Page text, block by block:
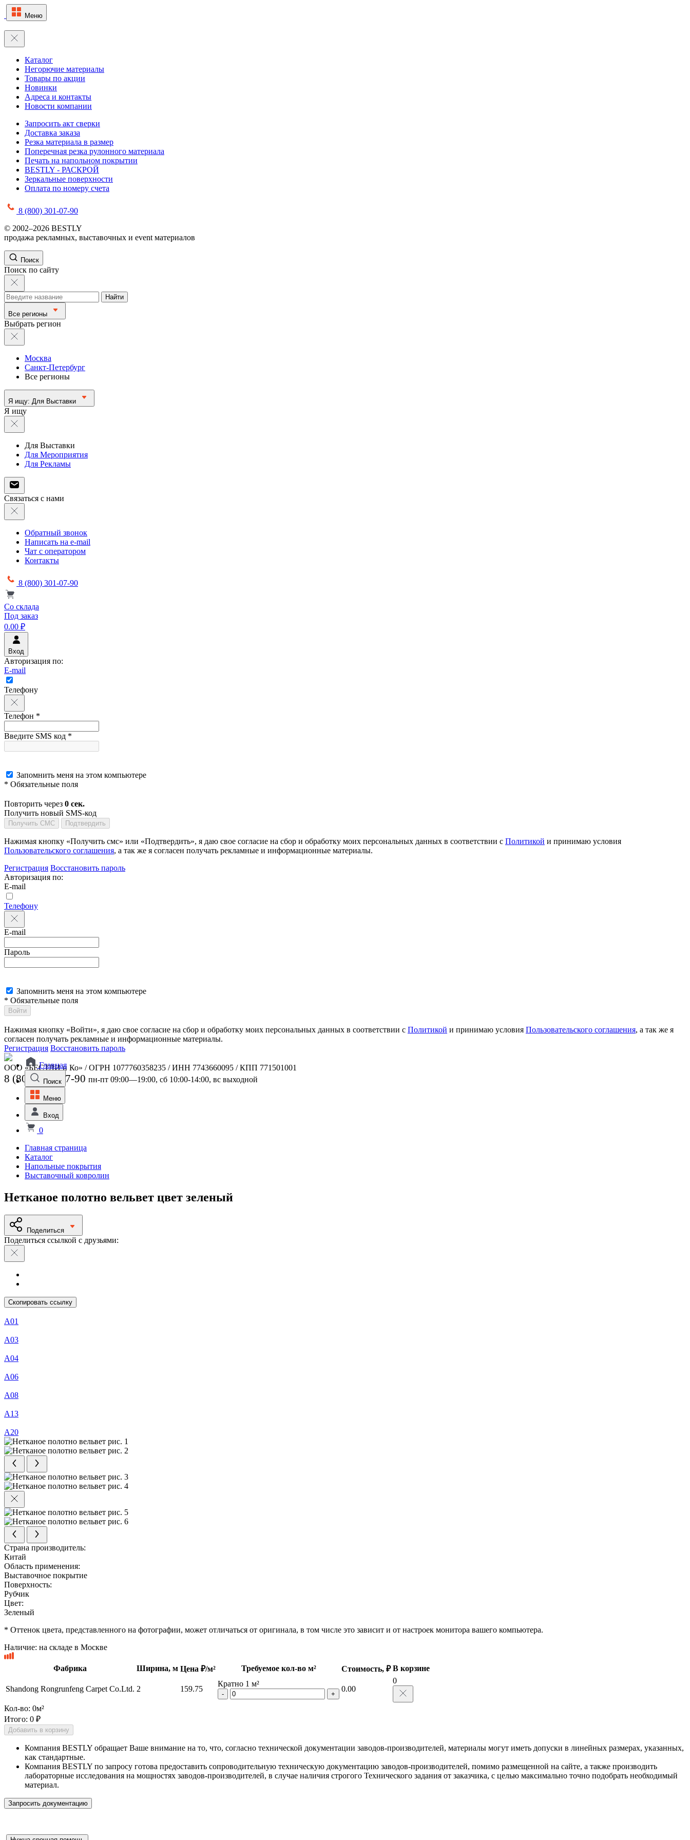
Меню
Каталог
Негорючие материалы
Товары по акции
Новинки
Адреса и контакты
Новости компании
Запросить акт сверки
Доставка заказа
Резка материала в размер
Поперечная резка рулонного материала
Печать на напольном покрытии
BESTLY - РАСКРОЙ
Зеркальные поверхности
Оплата по номеру счета
8 (800) 301-07-90
© 2002–2026 BESTLY
продажа рекламных, выставочных и event материалов
Поиск
Поиск по сайту
Найти
Все регионы
Выбрать регион
Москва
Санкт-Петербург
Все регионы
Я ищу: Для Выставки
Я ищу
Для Выставки
Для Мероприятия
Для Рекламы
Связаться с нами
Обратный звонок
Написать на e-mail
Чат с оператором
Контакты
8 (800) 301-07-90
Со склада
Под заказ
0.00 ₽
Вход
Авторизация по:
E-mail
Телефону
Телефон *
Введите SMS код *
Запомнить меня на этом компьютере
* Обязательные поля
Повторить через 0 сек.
Получить новый SMS-код
Получить СМС Подтвердить
Нажимая кнопку «Получить смс» или «Подтвердить», я даю свое согласие на сбор и обработку моих персональных данных в соответствии с Политикой и принимаю условия
Пользовательского соглашения, а так же я согласен получать рекламные и информационные материалы.
Регистрация Восстановить пароль
Авторизация по:
E-mail
Телефону
E-mail
Пароль
Запомнить меня на этом компьютере
* Обязательные поля
Войти
Нажимая кнопку «Войти», я даю свое согласие на сбор и обработку моих персональных данных в соответствии с Политикой и принимаю условия Пользовательского соглашения, а так же я
согласен получать рекламные и информационные материалы.
Регистрация Восстановить пароль
ООО «БЕСТЛИ и Ко» / ОГРН 1077760358235 / ИНН 7743660095 / КПП 771501001
8 (800) 301-07-90 пн-пт 09:00—19:00, сб 10:00-14:00, вс выходной
Главная
Поиск
Меню
Вход
0
Главная страница
Каталог
Напольные покрытия
Выставочный ковролин
Нетканое полотно вельвет цвет зеленый
Поделиться
Поделиться ссылкой с друзьями:
Скопировать ссылку
А01
А03
А04
А06
А08
А13
А20
Страна производитель:
Китай
Область применения:
Выставочное покрытие
Поверхность:
Рубчик
Цвет:
Зеленый
* Оттенок цвета, представленного на фотографии, может отличаться от оригинала, в том числе это зависит и от настроек монитора вашего компьютера.
Наличие: на складе в Москве
Фабрика Ширина, м Цена ₽/м² Требуемое кол-во м² Стоимость, ₽ В корзине
Shandong Rongrunfeng Carpet Co.Ltd. 2 159.75
Кратно 1 м²
- +
0.00
0
Кол-во: 0м²
Итого: 0 ₽
Добавить в корзину
Компания BESTLY обращает Ваше внимание на то, что, согласно технической документации заводов-производителей, материалы могут иметь допуски в линейных размерах, указанных,
как стандартные.
Компания BESTLY по запросу готова предоставить сопроводительную техническую документацию заводов-производителей, помимо размещенной на сайте, а также производить
лабораторные исследования на мощностях заводов-производителей, в случае наличия строгого Технического задания от заказчика, с целью максимально точно подобрать необходимый
материал.
Запросить документацию